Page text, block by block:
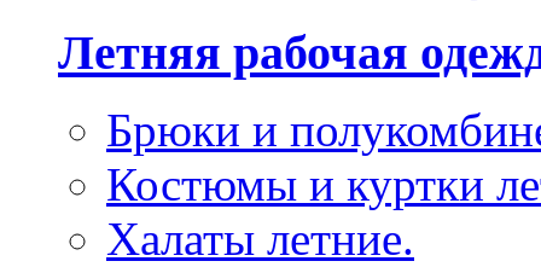
Летняя рабочая
Брюки и
Костюмы и куртки
Халаты летние.